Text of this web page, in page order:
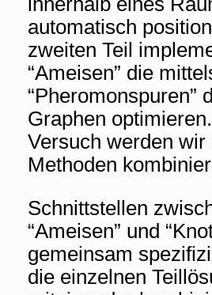
automatisch
zweiten Teil
“Ameisen” die
“Pheromonspuren”
Graphen
Versuch werden wir
Methoden
Schnittstellen
“Ameisen” und
gemeinsam
die einzelnen